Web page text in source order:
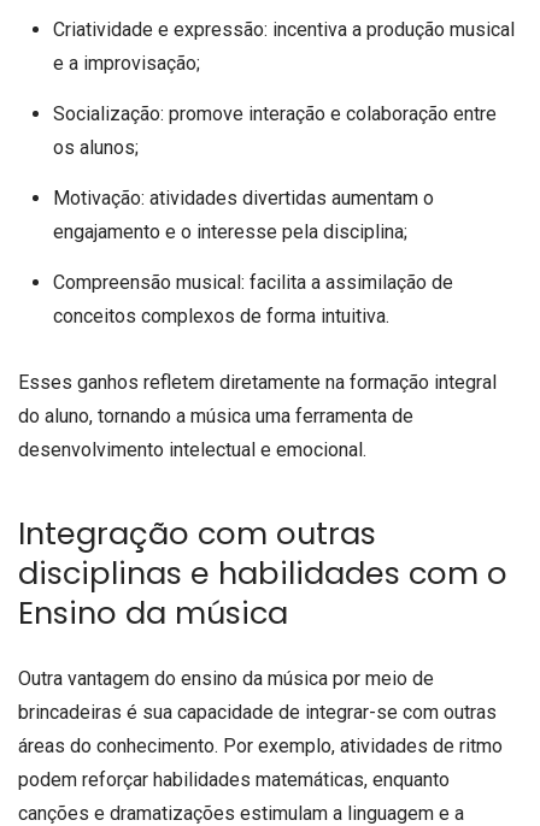
Criatividade e expressão: incentiva a produção musical
e a improvisação;
Socialização: promove interação e colaboração entre
os alunos;
Motivação: atividades divertidas aumentam o
engajamento e o interesse pela disciplina;
Compreensão musical: facilita a assimilação de
conceitos complexos de forma intuitiva.
Esses ganhos refletem diretamente na formação integral
do aluno, tornando a música uma ferramenta de
desenvolvimento intelectual e emocional.
Integração com outras
disciplinas e habilidades com o
Ensino da música
Outra vantagem do ensino da música por meio de
brincadeiras é sua capacidade de integrar-se com outras
áreas do conhecimento. Por exemplo, atividades de ritmo
podem reforçar habilidades matemáticas, enquanto
canções e dramatizações estimulam a linguagem e a